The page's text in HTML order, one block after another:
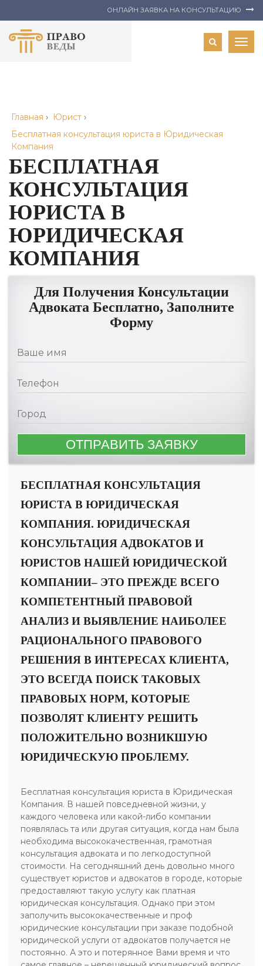
ОНЛАЙН ЗАЯВКА НА КОНСУЛЬТАЦИЮ
Главная › Юрист ›
Бесплатная консультация юриста в Юридическая
Компания
БЕСПЛАТНАЯ
КОНСУЛЬТАЦИЯ
ЮРИСТА В
ЮРИДИЧЕСКАЯ
КОМПАНИЯ
Для Получения Консультации
Адвоката Бесплатно, Заполните
Форму
БЕСПЛАТНАЯ КОНСУЛЬТАЦИЯ
ЮРИСТА В ЮРИДИЧЕСКАЯ
КОМПАНИЯ. ЮРИДИЧЕСКАЯ
КОНСУЛЬТАЦИЯ АДВОКАТОВ И
ЮРИСТОВ НАШЕЙ ЮРИДИЧЕСКОЙ
КОМПАНИИ– ЭТО ПРЕЖДЕ ВСЕГО
КОМПЕТЕНТНЫЙ ПРАВОВОЙ
АНАЛИЗ И ВЫЯВЛЕНИЕ НАИБОЛЕЕ
РАЦИОНАЛЬНОГО ПРАВОВОГО
РЕШЕНИЯ В ИНТЕРЕСАХ КЛИЕНТА,
ЭТО ВСЕГДА ПОИСК ТАКОВЫХ
ПРАВОВЫХ НОРМ, КОТОРЫЕ
ПОЗВОЛЯТ КЛИЕНТУ РЕШИТЬ
ПОЛОЖИТЕЛЬНО ВОЗНИКШУЮ
ЮРИДИЧЕСКУЮ ПРОБЛЕМУ.
Бесплатная консультация юриста в Юридическая
Компания. В нашей повседневной жизни, у
каждого человека или какой-либо компании
появлялась та или другая ситуация, когда нам была
необходима высококачественная, грамотная
консультация адвоката и по легкодоступной
стоимости. На сегодняшний день довольно много
существует юристов и адвокатов в городе, которые
предоставляют такую услугу как платная
юридическая консультация. Однако при этом
заполучить высококачественные и проф
юридические консультации при заказе подобной
юридической услуги от адвокатов получается не
постоянно. А это и потерянное Вами время и что